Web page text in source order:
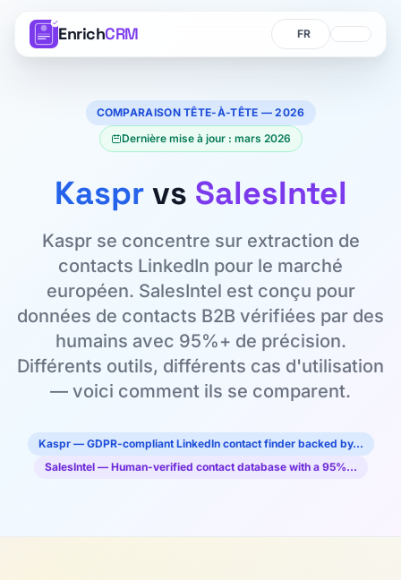
EnrichCRM Langue
Langue
COMPARAISON TÊTE-À-TÊTE — 2026
Dernière mise à jour : mars 2026
Kasprvs SalesIntel
Kaspr se concentre sur extraction de
contacts LinkedIn pour le marché
européen. SalesIntel est conçu pour
données de contacts B2B vérifiées par des
humains avec 95%+ de précision.
Différents outils, différents cas d'utilisation
— voici comment ils se comparent.
Kaspr — GDPR-compliant LinkedIn contact finder backed by…
SalesIntel — Human-verified contact database with a 95%…